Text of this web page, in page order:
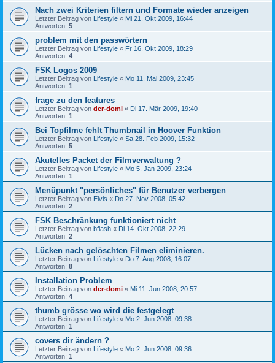
Nach zwei Kriterien filtern und Formate wieder anzeigen
Letzter Beitrag von Lifestyle « Mi 21. Okt 2009, 16:44
Antworten: 5
problem mit den passwörtern
Letzter Beitrag von Lifestyle « Fr 16. Okt 2009, 18:29
Antworten: 4
FSK Logos 2009
Letzter Beitrag von Lifestyle « Mo 11. Mai 2009, 23:45
Antworten: 1
frage zu den features
Letzter Beitrag von der-domi « Di 17. Mär 2009, 19:40
Antworten: 1
Bei Topfilme fehlt Thumbnail in Hoover Funktion
Letzter Beitrag von Lifestyle « Sa 28. Feb 2009, 15:32
Antworten: 5
Akutelles Packet der Filmverwaltung ?
Letzter Beitrag von Lifestyle « Mo 5. Jan 2009, 23:24
Antworten: 1
Menüpunkt "persönliches" für Benutzer verbergen
Letzter Beitrag von Elvis « Do 27. Nov 2008, 05:42
Antworten: 2
FSK Beschränkung funktioniert nicht
Letzter Beitrag von bflash « Di 14. Okt 2008, 22:29
Antworten: 2
Lücken nach gelöschten Filmen eliminieren.
Letzter Beitrag von Lifestyle « Do 7. Aug 2008, 16:07
Antworten: 8
Installation Problem
Letzter Beitrag von der-domi « Mi 11. Jun 2008, 20:57
Antworten: 4
thumb grösse wo wird die festgelegt
Letzter Beitrag von Lifestyle « Mo 2. Jun 2008, 09:38
Antworten: 1
covers dir ändern ?
Letzter Beitrag von Lifestyle « Mo 2. Jun 2008, 09:36
Antworten: 1